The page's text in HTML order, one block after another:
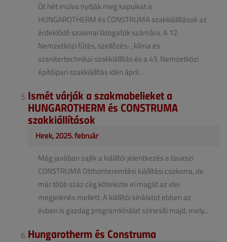
Öt hét múlva nyitják meg kapuikat a
HUNGAROTHERM és CONSTRUMA szakkiállítások az
érdeklődő szakmai látogatók számára. A 12.
Nemzetközi fűtés, szellőzés-, klíma és
szanitertechnikai szakkiállítás és a 43. Nemzetközi
építőipari szakkiállítás idén ápril...
Ismét várják a szakmabelieket a
HUNGAROTHERM és CONSTRUMA
szakkiállítások
Hírek, 2025. február
Még javában zajlik a kiállítói jelentkezés a tavaszi
CONSTRUMA Otthonteremtési kiállítási csokorra, de
már több száz cég kötelezte el magát az idei
megjelenés mellett. A kiállítói kínálatot ebben az
évben is gazdag programkínálat színesíti majd, mely...
Hungarotherm és Construma